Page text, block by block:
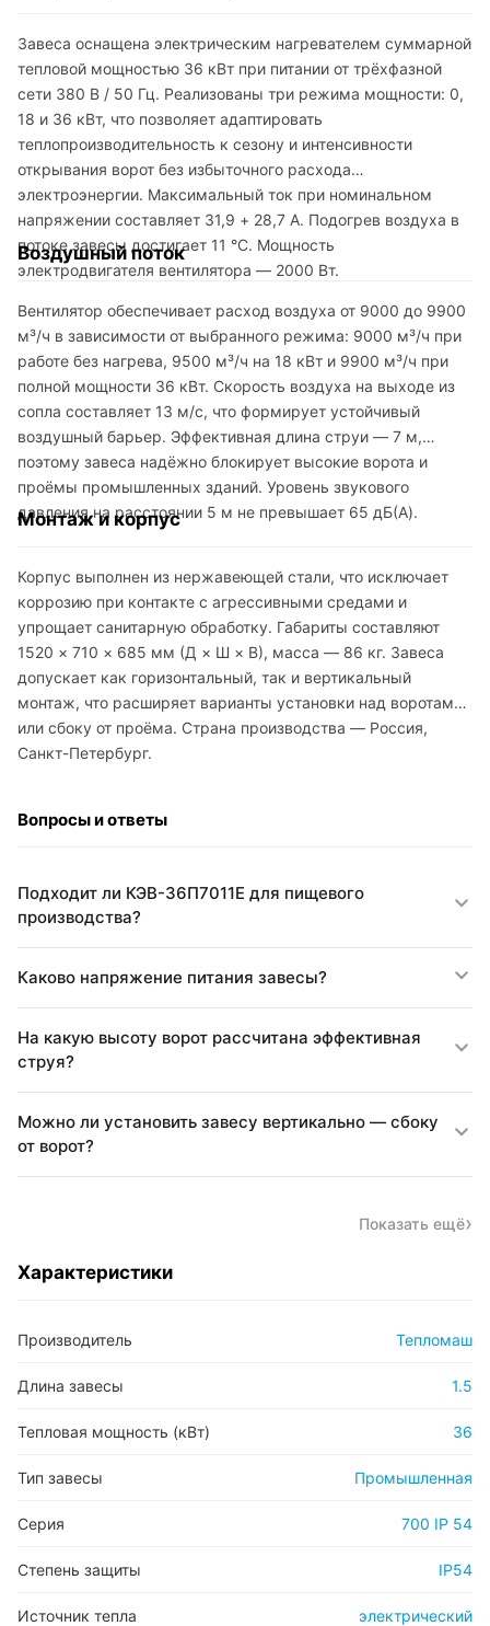
Завеса оснащена электрическим нагревателем суммарной
тепловой мощностью 36 кВт при питании от трёхфазной
сети 380 В / 50 Гц. Реализованы три режима мощности: 0,
18 и 36 кВт, что позволяет адаптировать
теплопроизводительность к сезону и интенсивности
открывания ворот без избыточного расхода
электроэнергии. Максимальный ток при номинальном
напряжении составляет 31,9 + 28,7 А. Подогрев воздуха в
потоке завесы достигает 11 °C. Мощность
электродвигателя вентилятора — 2000 Вт.
Воздушный поток
Вентилятор обеспечивает расход воздуха от 9000 до 9900
м³/ч в зависимости от выбранного режима: 9000 м³/ч при
работе без нагрева, 9500 м³/ч на 18 кВт и 9900 м³/ч при
полной мощности 36 кВт. Скорость воздуха на выходе из
сопла составляет 13 м/с, что формирует устойчивый
воздушный барьер. Эффективная длина струи — 7 м,
поэтому завеса надёжно блокирует высокие ворота и
проёмы промышленных зданий. Уровень звукового
давления на расстоянии 5 м не превышает 65 дБ(A).
Монтаж и корпус
Корпус выполнен из нержавеющей стали, что исключает
коррозию при контакте с агрессивными средами и
упрощает санитарную обработку. Габариты составляют
1520 × 710 × 685 мм (Д × Ш × В), масса — 86 кг. Завеса
допускает как горизонтальный, так и вертикальный
монтаж, что расширяет варианты установки над воротами
или сбоку от проёма. Страна производства — Россия,
Санкт-Петербург.
Вопросы и ответы
Подходит ли КЭВ-36П7011E для пищевого
производства?
Каково напряжение питания завесы?
На какую высоту ворот рассчитана эффективная
струя?
Можно ли установить завесу вертикально — сбоку
от ворот?
Показать ещё
Характеристики
Производитель Тепломаш
Длина завесы 1.5
Тепловая мощность (кВт) 36
Тип завесы Промышленная
Серия 700 IP 54
Степень защиты IP54
Источник тепла электрический